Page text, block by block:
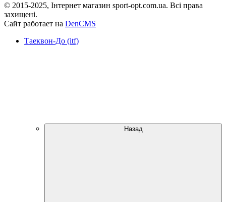
© 2015-2025, Інтернет магазин sport-opt.com.ua. Всі права
захищені.
Сайт работает на DenCMS
Таеквон-До (itf)
Назад